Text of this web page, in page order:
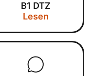
B1 DTZ
Lesen